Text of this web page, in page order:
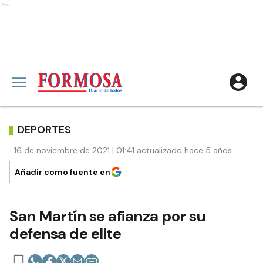
Ads
DEPORTES
16 de noviembre de 2021 | 01:41 actualizado hace 5 años
Añadir como fuente en
San Martín se afianza por su
defensa de elite